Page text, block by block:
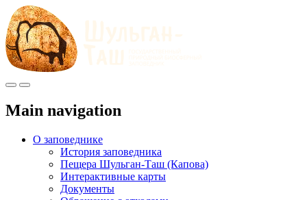
МенюИнфо
Main navigation
О заповеднике
История заповедника
Пещера Шульган-Таш (Капова)
Интерактивные карты
Документы